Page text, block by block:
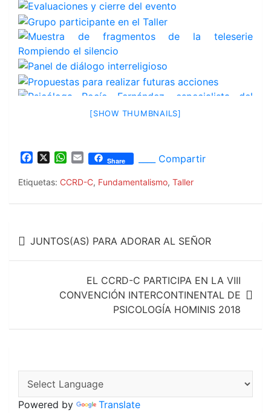
[SHOW THUMBNAILS]
c
b
k
W
a
s
p
E
a
l
Share ____ Compartir
Etiquetas: CCRD-C, Fundamentalismo, Taller
Navegación
de
entradas
JUNTOS(AS) PARA ADORAR AL SEÑOR
EL CCRD-C PARTICIPA EN LA VIII
CONVENCIÓN INTERCONTINENTAL DE
PSICOLOGÍA HOMINIS 2018
Powered by Translate